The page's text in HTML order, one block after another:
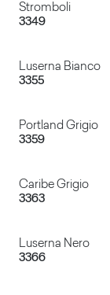
Stromboli
3349
Container
Luserna Bianco
3355
Container
Portland Grigio
3359
Container
Caribe Grigio
3363
Container
Luserna Nero
3366
Container